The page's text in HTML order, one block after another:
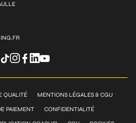
QUALITÉ MENTIONS LÉGALES & CGU
PAIEMENT CONFIDENTIALITÉ